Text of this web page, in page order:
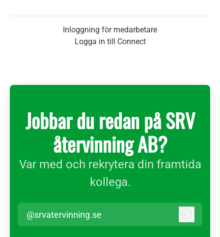
Inloggning för medarbetare
Logga in till Connect
Jobbar du redan på SRV
återvinning AB?
Var med och rekrytera din framtida
kollega.
@srvatervinning.se